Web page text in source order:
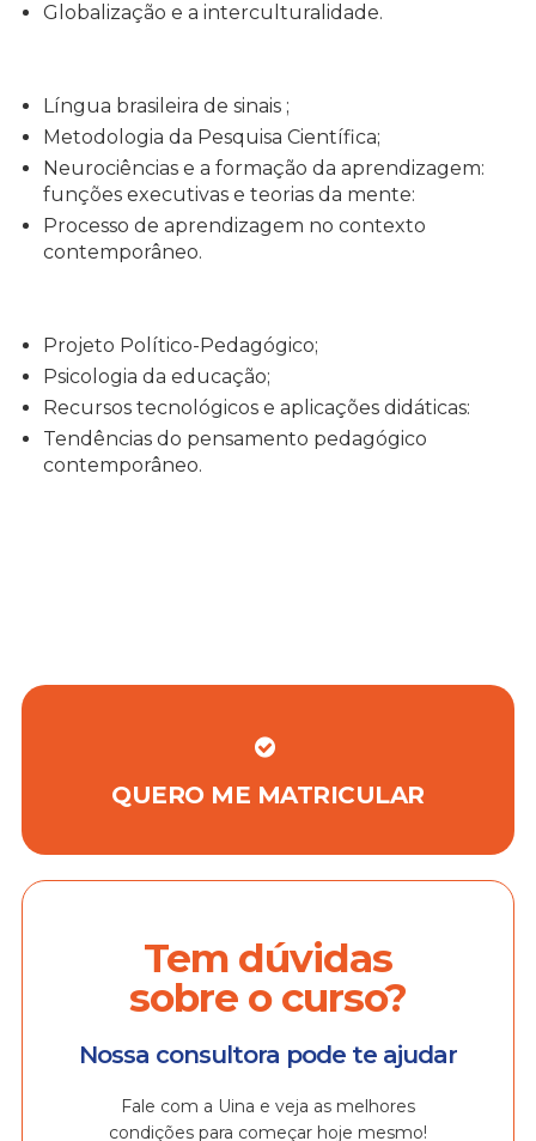
Globalização e a interculturalidade.
Língua brasileira de sinais ;
Metodologia da Pesquisa Científica;
Neurociências e a formação da aprendizagem:
funções executivas e teorias da mente:
Processo de aprendizagem no contexto
contemporâneo.
Projeto Político-Pedagógico;
Psicologia da educação;
Recursos tecnológicos e aplicações didáticas:
Tendências do pensamento pedagógico
contemporâneo.
QUERO ME MATRICULAR
Tem dúvidas
sobre o curso?
Nossa consultora pode te ajudar
Fale com a Uina e veja as melhores
condições para começar hoje mesmo!